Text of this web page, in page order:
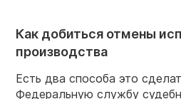
Как добиться отмены
производства
Есть два способа это
Федеральную службу